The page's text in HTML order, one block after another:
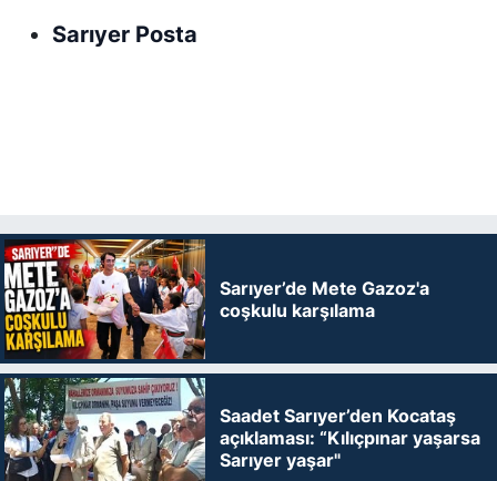
Sarıyer Posta
Sarıyer’de Mete Gazoz'a
coşkulu karşılama
Saadet Sarıyer’den Kocataş
açıklaması: “Kılıçpınar yaşarsa
Sarıyer yaşar"